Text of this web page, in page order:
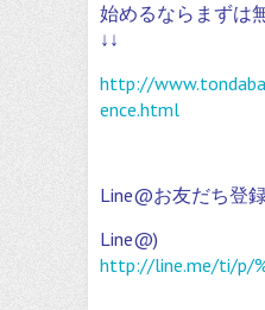
始めるならまず
↓↓
http://
ence.html
Line@お友だち登
Line@)
http://line.me/ti/p/